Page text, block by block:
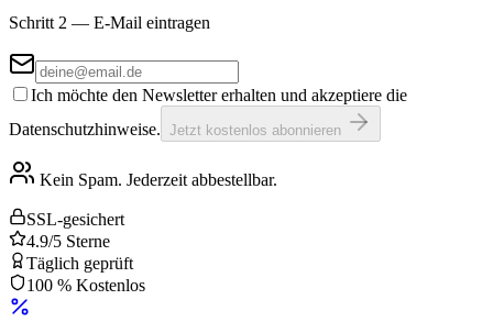
Schritt 2 — E-Mail eintragen
Ich möchte den Newsletter erhalten und akzeptiere die
Datenschutzhinweise. Jetzt kostenlos abonnieren
Kein Spam. Jederzeit abbestellbar.
SSL-gesichert
4.9/5 Sterne
Täglich geprüft
100 % Kostenlos